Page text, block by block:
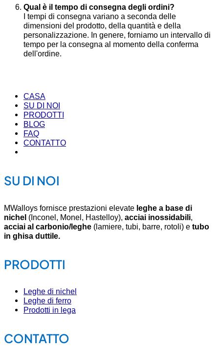
Qual è il tempo di consegna degli ordini?
I tempi di consegna variano a seconda delle
dimensioni del prodotto, della quantità e della
personalizzazione. In genere, forniamo un intervallo di
tempo per la consegna al momento della conferma
dell'ordine.
CASA
SU DI NOI
PRODOTTI
BLOG
FAQ
CONTATTO
SU DI NOI
MWalloys fornisce prestazioni elevate leghe a base di
nichel (Inconel, Monel, Hastelloy), acciai inossidabili,
acciai al carbonio/leghe (lamiere, tubi, barre, rotoli) e tubo
in ghisa duttile.
PRODOTTI
Leghe di nichel
Leghe di ferro
Prodotti in lega
CONTATTO